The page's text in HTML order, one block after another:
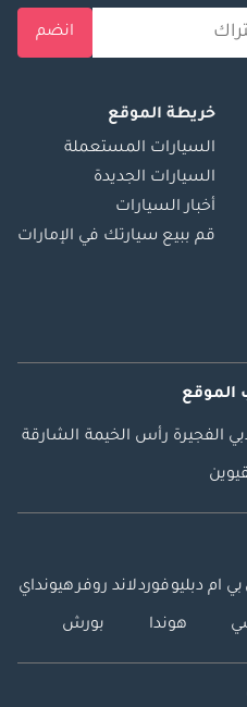
انضم
خريطة الموقع
السيارات المستعملة
السيارات الجديدة
أخبار السيارات
قم ببيع سيارتك في الإمارات
الفجيرة رأس الخيمة الشارقة
بي ام دبليوفوردلاند روفرهيونداي
هوندا بورش